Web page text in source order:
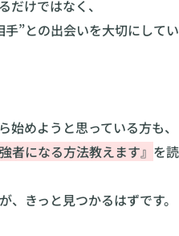
だけではなく、
”との出会いを大切にしてい
めようと思っている方も、
者になる方法教えます』 を読
きっと見つかるはずです。